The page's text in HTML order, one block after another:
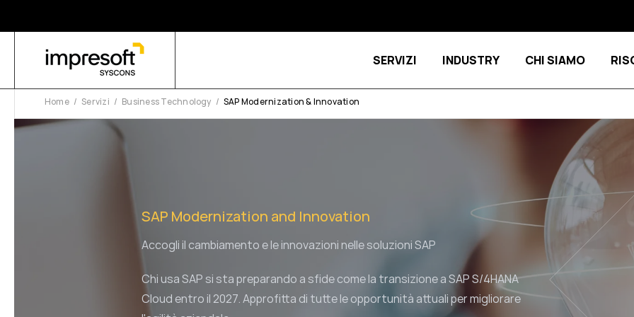
SERVIZI Show submenu for Servizi
INDUSTRY Show
CHI SIAMO
Home Servizi Business Technology SAP Modernization & Innovation
SAP Modernization and Innovation
Accogli il cambiamento e le innovazioni nelle soluzioni SAP
Chi usa SAP si sta preparando a sfide come la transizione a SAP S/4HANA
Cloud entro il 2027. Approfitta di tutte le opportunità attuali per migliorare